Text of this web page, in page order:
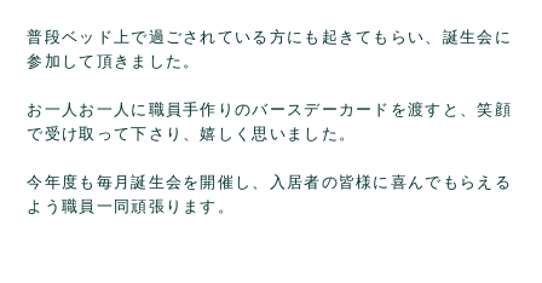
普段ベッド上で過ごされている方にも起きてもらい、誕生会に
参加して頂きました。
お一人お一人に職員手作りのバースデーカードを渡すと、笑顔
で受け取って下さり、嬉しく思いました。
今年度も毎月誕生会を開催し、入居者の皆様に喜んでもらえる
よう職員一同頑張ります。